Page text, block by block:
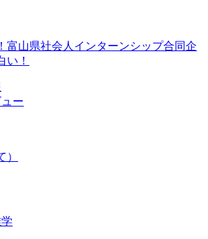
富山県社会人インターンシップ合同企
い！
ー
）